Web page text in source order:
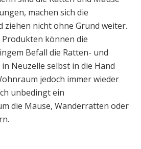
machen sich die
ziehen nicht ohne Grund weiter.
können die
Befall die Ratten- und
Neuzelle selbst in die Hand
jedoch immer wieder
unbedingt ein
die Mäuse, Wanderratten oder